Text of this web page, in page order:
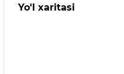
Yo'l xaritasi